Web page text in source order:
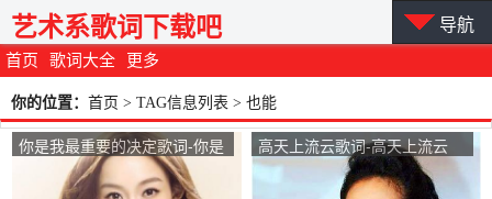
首页 歌词大全 更多
艺术系歌词下载吧 导航
你的位置： 首页 > TAG信息列表 > 也能
你是我最重要的决定歌词-你是
我最重要的决定LRC歌词-范玮
高天上流云歌词-高天上流云
LRC歌词-彭丽媛